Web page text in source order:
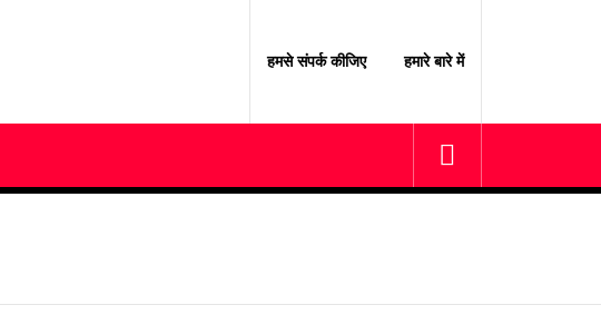
हमसे संपर्क कीजिए हमारे बारे में